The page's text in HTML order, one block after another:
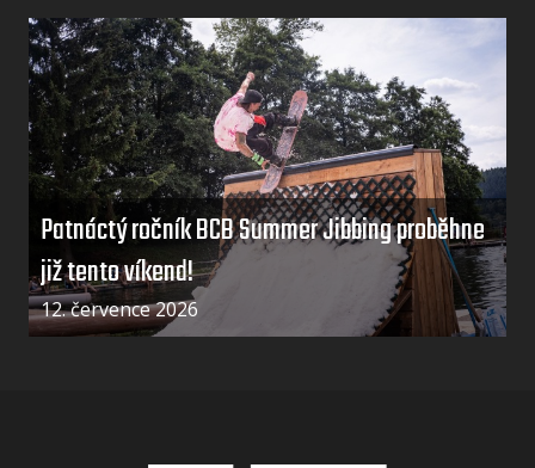
Patnáctý ročník BCB Summer Jibbing proběhne
již tento víkend!
12. července 2026